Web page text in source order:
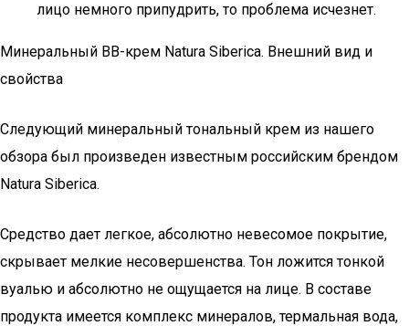
лицо немного припудрить, то проблема исчезнет.
Минеральный ВВ-крем Natura Siberica. Внешний вид и
свойства
Следующий минеральный тональный крем из нашего
обзора был произведен известным российским брендом
Natura Siberica.
Средство дает легкое, абсолютно невесомое покрытие,
скрывает мелкие несовершенства. Тон ложится тонкой
вуалью и абсолютно не ощущается на лице. В составе
продукта имеется комплекс минералов, термальная вода,